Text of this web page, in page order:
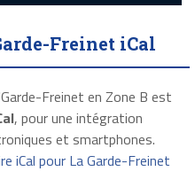
Freinet iCal
Freinet en Zone B est
, pour une intégration
et smartphones.
iCal pour La Garde-Freinet